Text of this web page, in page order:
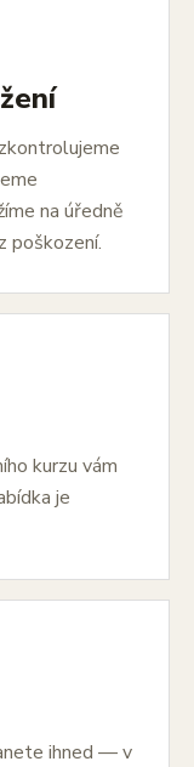
na úředně
poškození.
kurzu vám
je
ihned — v